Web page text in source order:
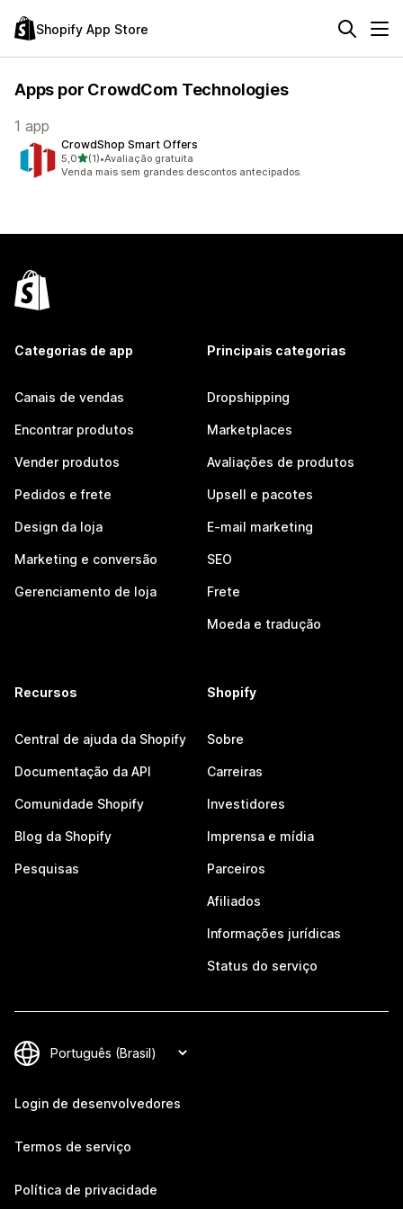
Shopify App Store
Apps por CrowdCom Technologies
1 app
CrowdShop Smart Offers
5,0de 5 estrelas
(1)
1 avaliações ao todo
•Avaliação gratuita
Venda mais sem grandes descontos antecipados.
Categorias de app
Canais de vendas
Encontrar produtos
Vender produtos
Pedidos e frete
Design da loja
Marketing e conversão
Gerenciamento de loja
Principais categorias
Dropshipping
Marketplaces
Avaliações de produtos
Upsell e pacotes
E-mail marketing
SEO
Frete
Moeda e tradução
Recursos
Central de ajuda da Shopify
Documentação da API
Comunidade Shopify
Blog da Shopify
Pesquisas
Shopify
Sobre
Carreiras
Investidores
Imprensa e mídia
Parceiros
Afiliados
Informações jurídicas
Status do serviço
Login de desenvolvedores
Termos de serviço
Política de privacidade